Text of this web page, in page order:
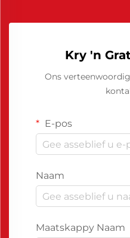
Kry 'n
Ons
E-pos
Naam
Maatskappy Naam